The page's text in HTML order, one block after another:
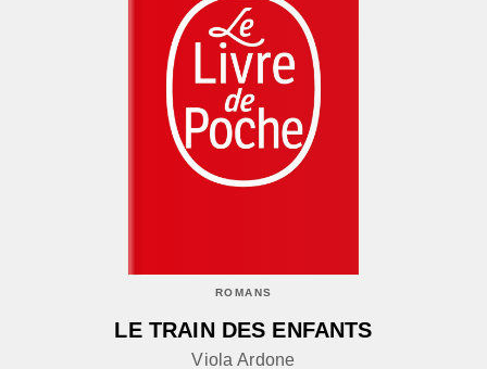
ROMANS
LE TRAIN DES ENFANTS
Viola Ardone